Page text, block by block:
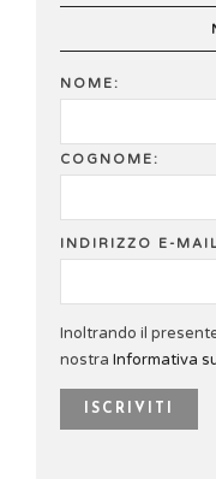
NOME:
COGNOME:
INDIRIZZO E-
Inoltrando il
nostra Informativa